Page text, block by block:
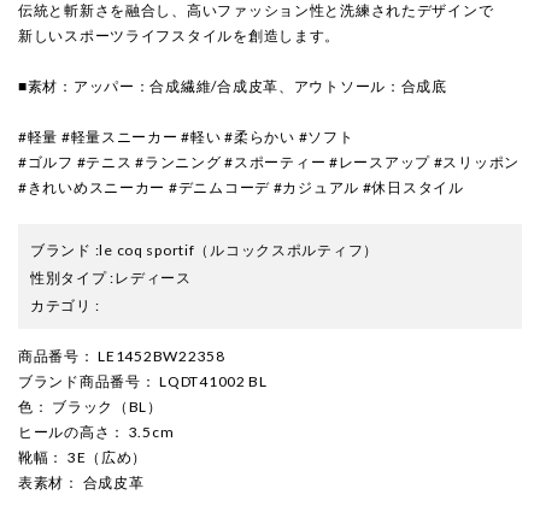
伝統と斬新さを融合し、高いファッション性と洗練されたデザインで
新しいスポーツライフスタイルを創造します。
■素材：アッパー：合成繊維/合成皮革、アウトソール：合成底
#軽量 #軽量スニーカー #軽い #柔らかい #ソフト
#ゴルフ #テニス #ランニング #スポーティー #レースアップ #スリッポン
#きれいめスニーカー #デニムコーデ #カジュアル #休日スタイル
ブランド :le coq sportif （ルコックスポルティフ）
性別タイプ:レディース
カテゴリ :
商品番号 ： LE1452BW22358
ブランド商品番号 ： LQDT41002 BL
色 ： ブラック（BL）
ヒールの高さ ： 3.5cm
靴幅 ： 3E（広め）
表素材 ： 合成皮革